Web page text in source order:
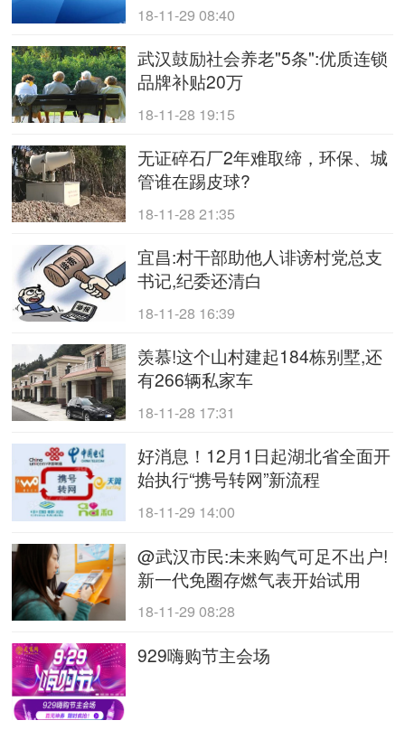
18-11-29 08:40
武汉鼓励社会养老"5条":优质连锁
品牌补贴20万
18-11-28 19:15
无证碎石厂2年难取缔，环保、城
管谁在踢皮球?
18-11-28 21:35
宜昌:村干部助他人诽谤村党总支
书记,纪委还清白
18-11-28 16:39
羡慕!这个山村建起184栋别墅,还
有266辆私家车
18-11-28 17:31
好消息！12月1日起湖北省全面开
始执行“携号转网”新流程
18-11-29 14:00
@武汉市民:未来购气可足不出户!
新一代免圈存燃气表开始试用
18-11-29 08:28
929嗨购节主会场